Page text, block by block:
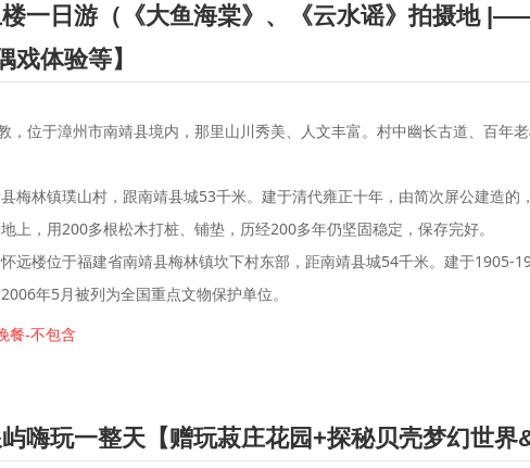
一日游（《大鱼海棠》、《云水谣》拍摄地
戏体验等】
，位于漳州市南靖县境内，那里山川秀美、人文丰富。村中幽长古道、百年
梅林镇璞山村，跟南靖县城53千米。建于清代雍正十年，由简次屏公建造
上，用200多根松木打桩、铺垫，历经200多年仍坚固稳定，保存完好。
远楼位于福建省南靖县梅林镇坎下村东部，距南靖县城54千米。建于1905-
年5月被列为全国重点文物保护单位。
餐-不包含
嗨玩一整天【赠玩菽庄花园+探秘贝壳梦幻世界